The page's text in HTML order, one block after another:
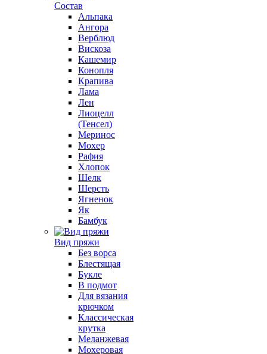
Состав
Альпака
Ангора
Верблюд
Вискоза
Кашемир
Конопля
Крапива
Лама
Лен
Лиоцелл
(Тенсел)
Меринос
Мохер
Рафия
Хлопок
Шелк
Шерсть
Ягненок
Як
Бамбук
Вид пряжи
Без ворса
Блестящая
Букле
В подмот
Для вязания
крючком
Классическая
крутка
Меланжевая
Мохеровая